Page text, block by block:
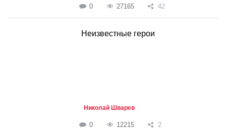
0 27165 42
Неизвестные герои
Николай Шварев
0 12215 2